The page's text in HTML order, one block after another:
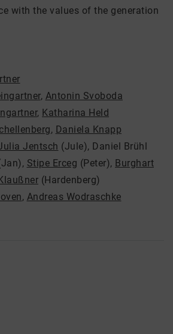
with the values of the generation
, Antonin Svoboda
, Katharina Held
, Daniela Knapp
Jentsch (Jule), Daniel Brühl
, Stipe Erceg (Peter), Burghart
(Hardenberg)
, Andreas Wodraschke